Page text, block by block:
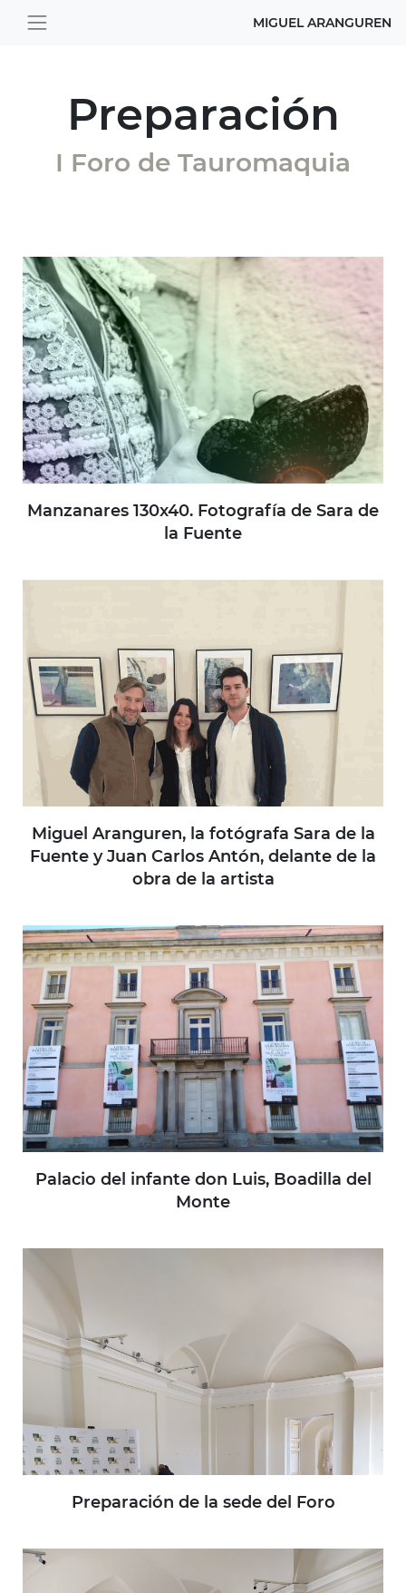
MIGUEL ARANGUREN
Preparación
I Foro de Tauromaquia
Manzanares 130x40. Fotografía de Sara de
la Fuente
Miguel Aranguren, la fotógrafa Sara de la
Fuente y Juan Carlos Antón, delante de la
obra de la artista
Palacio del infante don Luis, Boadilla del
Monte
Preparación de la sede del Foro